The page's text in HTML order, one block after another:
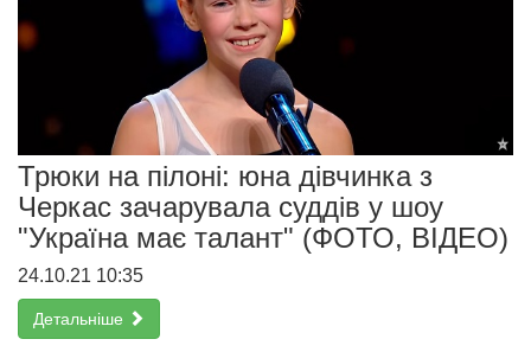
Трюки на пілоні: юна дівчинка з
Черкас зачарувала суддів у шоу
"Україна має талант" (ФОТО, ВІДЕО)
24.10.21 10:35
Детальніше